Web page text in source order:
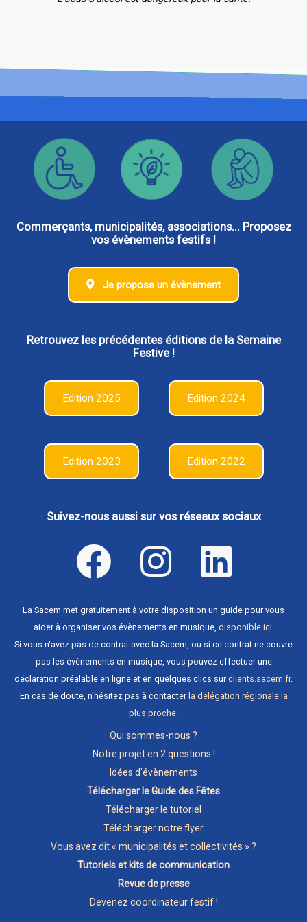
Commerçants, municipalités, associations... Proposez
vos évènements festifs !
Je propose un évènement
Retrouvez les précédentes éditions de la Semaine
Festive !
Edition 2025 Edition 2024
Edition 2023 Edition 2022
Suivez-nous aussi sur vos réseaux sociaux
La Sacem met gratuitement à votre disposition un guide pour vous
aider à organiser vos évènements en musique, disponible ici.
Si vous n'avez pas de contrat avec la Sacem, ou si ce contrat ne couvre
pas les évènements en musique, vous pouvez effectuer une
déclaration préalable en ligne et en quelques clics surclients.sacem.fr.
En cas de doute, n'hésitez pas à contacterla délégation régionale la
plus proche
Qui sommes-nous ?
Notre projet en 2 questions !
Idées d'évènements
Télécharger le Guide des Fêtes
Télécharger le tutoriel
Télécharger notre flyer
Vous avez dit « municipalités et collectivités » ?
Tutoriels et kits de communication
Revue de presse
Devenez coordinateur festif !